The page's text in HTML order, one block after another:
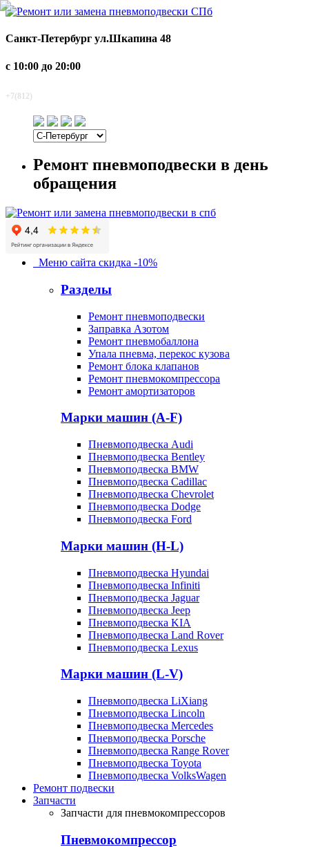
Санкт-Петербург ул.Шкапина 48
с 10:00 до 20:00
+7(812)
Ремонт пневмоподвески в день
обращения
Меню сайта скидка -10%
Разделы
Ремонт пневмоподвески
Заправка Азотом
Ремонт пневмобаллона
Упала пневма, перекос кузова
Ремонт блока клапанов
Ремонт пневмокомпрессора
Ремонт амортизаторов
Марки машин (A-F)
Пневмоподвеска Audi
Пневмоподвеска Bentley
Пневмоподвеска BMW
Пневмоподвеска Cadillac
Пневмоподвеска Chevrolet
Пневмоподвеска Dodge
Пневмоподвеска Ford
Марки машин (H-L)
Пневмоподвеска Hyundai
Пневмоподвеска Infiniti
Пневмоподвеска Jaguar
Пневмоподвеска Jeep
Пневмоподвеска KIA
Пневмоподвеска Land Rover
Пневмоподвеска Lexus
Марки машин (L-V)
Пневмоподвеска LiXiang
Пневмоподвеска Lincoln
Пневмоподвеска Mercedes
Пневмоподвеска Porsche
Пневмоподвеска Range Rover
Пневмоподвеска Toyota
Пневмоподвеска VolksWagen
Ремонт подвески
Запчасти
Запчасти для пневмокомпрессоров
Пневмокомпрессор